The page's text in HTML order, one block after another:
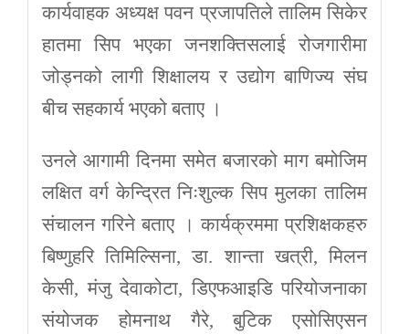
कार्यवाहक अध्यक्ष पवन प्रजापतिले तालिम सिकेर
हातमा सिप भएका जनशक्तिसलाई रोजगारीमा
जोड्नको लागी शिक्षालय र उद्योग बाणिज्य संघ
बीच सहकार्य भएको बताए ।
उनले आगामी दिनमा समेत बजारको माग बमोजिम
लक्षित वर्ग केन्द्रित निःशुल्क सिप मुलका तालिम
संचालन गरिने बताए । कार्यक्रममा प्रशिक्षकहरु
बिष्णुहरि तिमिल्सिना, डा. शान्ता खत्री, मिलन
केसी, मंजु देवाकोटा, डिएफआइडि परियोजनाका
संयोजक होमनाथ गैरे, बुटिक एसोसिएसन